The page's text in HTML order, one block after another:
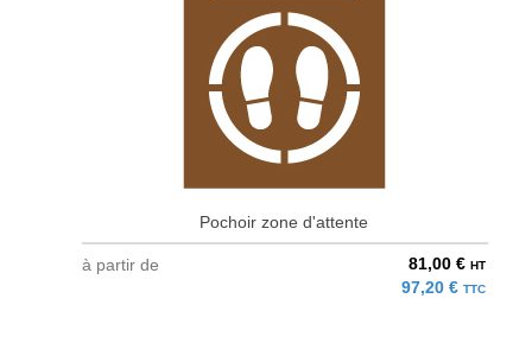
Pochoir zone d'attente
à partir de 81,00 € HT
97,20 € TTC